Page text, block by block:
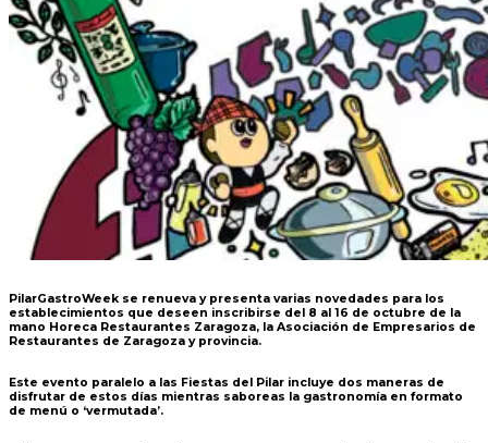
PilarGastroWeek se renueva y presenta varias novedades para los
establecimientos que deseen inscribirse del 8 al 16 de octubre de la
mano Horeca Restaurantes Zaragoza, la Asociación de Empresarios de
Restaurantes de Zaragoza y provincia.
Este evento paralelo a las Fiestas del Pilar incluye dos maneras de
disfrutar de estos días mientras saboreas la gastronomía en formato
de menú o ‘vermutada’.